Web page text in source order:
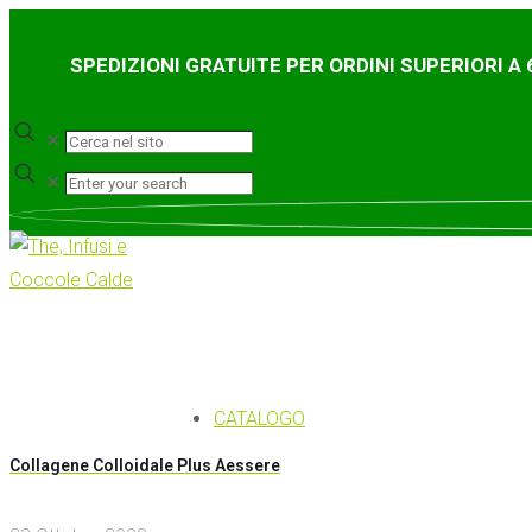
SPEDIZIONI GRATUITE PER ORDINI SUPERIORI A
✕
✕
CATALOGO
Collagene Colloidale Plus Aessere